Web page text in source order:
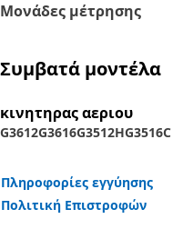
Μονάδες μέτρησης
Συμβατά μοντέλα
κινητηρας αεριου
G3612G3616G3512HG3516C
Πληροφορίες εγγύησης
Πολιτική Επιστροφών